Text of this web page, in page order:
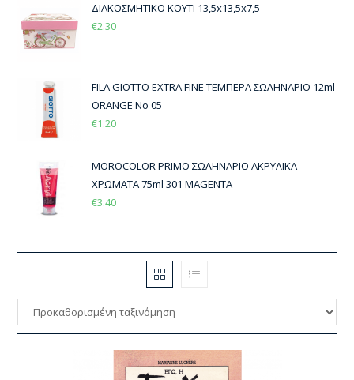
ΔΙΑΚΟΣΜΗΤΙΚΟ ΚΟΥΤΙ 13,5x13,5x7,5
€2.30
FILA GIOTTO EXTRA FINE ΤΕΜΠΕΡΑ ΣΩΛΗΝΑΡΙΟ 12ml
ORANGE Νο 05
€1.20
MOROCOLOR PRIMO ΣΩΛΗΝΑΡΙΟ ΑΚΡΥΛΙΚΑ
ΧΡΩΜΑΤΑ 75ml 301 MAGENTA
€3.40